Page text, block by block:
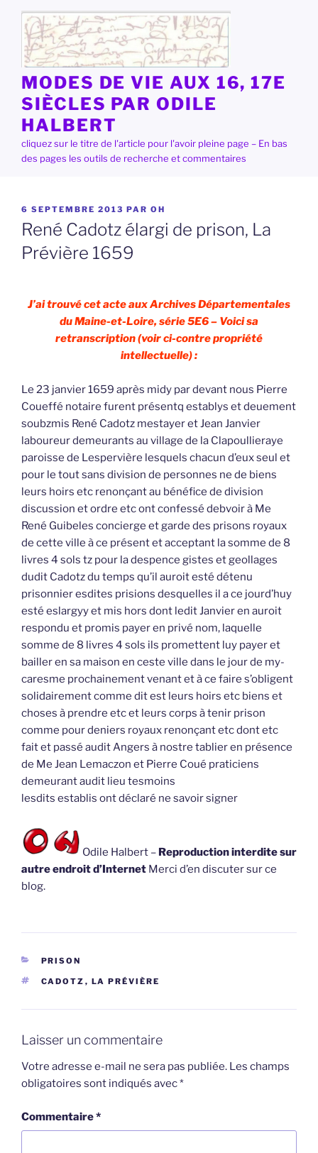
contenu
principal
MODES DE VIE AUX 16, 17E
SIÈCLES PAR ODILE
HALBERT
cliquez sur le titre de l'article pour l'avoir pleine page – En bas
des pages les outils de recherche et commentaires
PUBLIÉ
LE
6 SEPTEMBRE 2013 PAR OH
René Cadotz élargi de prison, La
Prévière 1659
J’ai trouvé cet acte aux Archives Départementales
du Maine-et-Loire, série 5E6 – Voici sa
retranscription (voir ci-contre propriété
intellectuelle) :
Le 23 janvier 1659 après midy par devant nous Pierre
Coueffé notaire furent présentq establys et deuement
soubzmis René Cadotz mestayer et Jean Janvier
laboureur demeurants au village de la Clapoullieraye
paroisse de Lespervière lesquels chacun d’eux seul et
pour le tout sans division de personnes ne de biens
leurs hoirs etc renonçant au bénéfice de division
discussion et ordre etc ont confessé debvoir à Me
René Guibeles concierge et garde des prisons royaux
de cette ville à ce présent et acceptant la somme de 8
livres 4 sols tz pour la despence gistes et geollages
dudit Cadotz du temps qu’il auroit esté détenu
prisonnier esdites prisions desquelles il a ce jourd’huy
esté eslargyy et mis hors dont ledit Janvier en auroit
respondu et promis payer en privé nom, laquelle
somme de 8 livres 4 sols ils promettent luy payer et
bailler en sa maison en ceste ville dans le jour de my-
caresme prochainement venant et à ce faire s’obligent
solidairement comme dit est leurs hoirs etc biens et
choses à prendre etc et leurs corps à tenir prison
comme pour deniers royaux renonçant etc dont etc
fait et passé audit Angers à nostre tablier en présence
de Me Jean Lemaczon et Pierre Coué praticiens
demeurant audit lieu tesmoins
lesdits establis ont déclaré ne savoir signer
Odile Halbert – Reproduction interdite sur
autre endroit d’Internet Merci d’en discuter sur ce
blog.
CATÉGORIES
PRISON
ÉTIQUETTES
CADOTZ , LA PRÉVIÈRE
Laisser un commentaire
Votre adresse e-mail ne sera pas publiée. Les champs
obligatoires sont indiqués avec*
Commentaire*